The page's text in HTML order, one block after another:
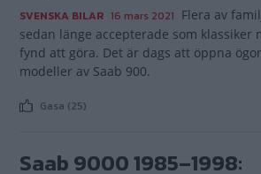
SVENSKA BILAR 16 mars 2021 Flera av
sedan länge accepterade som klassiker
fynd att göra. Det är dags att öppna
modeller av Saab 900.
Gasa (25)
Saab 9000 1985–1998: